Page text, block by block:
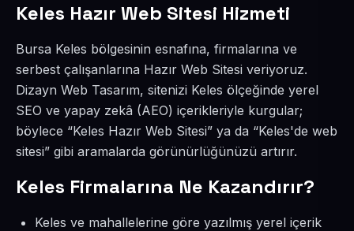
Keles Hazır Web Sitesi Hizmeti
Bursa Keles bölgesinin esnafına, firmalarına ve
serbest çalışanlarına Hazır Web Sitesi veriyoruz.
Dizayn Web Tasarım, sitenizi Keles ölçeğinde yerel
SEO ve yapay zekâ (AEO) içerikleriyle kurgular;
böylece “Keles Hazır Web Sitesi” ya da “Keles'de web
sitesi” gibi aramalarda görünürlüğünüzü artırır.
Keles Firmalarına Ne Kazandırır?
Keles ve mahallelerine göre yazılmış yerel içerik